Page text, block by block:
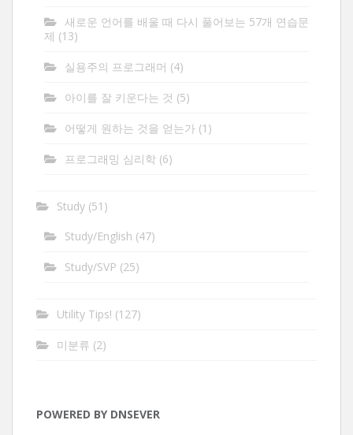
새로운 언어를 배울 때 다시 풀어보는 57개 연습문
제 (13)
실용주의 프로그래머 (4)
아이를 잘 키운다는 것 (5)
어떻게 원하는 것을 얻는가 (1)
프로그래밍 심리학 (6)
Study (51)
Study/English (47)
Study/SVP (25)
Utility Tips! (127)
미분류 (2)
POWERED BY DNSEVER